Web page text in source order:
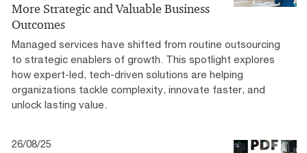
More Strategic and Valuable Business
Outcomes
Managed services have shifted from routine outsourcing
to strategic enablers of growth. This spotlight explores
how expert-led, tech-driven solutions are helping
organizations tackle complexity, innovate faster, and
unlock lasting value.
26/08/25